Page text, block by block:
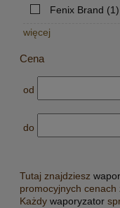
Fenix Brand (1)
więcej
Cena
od
do
Tutaj znajdziesz
promocyjnych cenach
Każdy waporyzator